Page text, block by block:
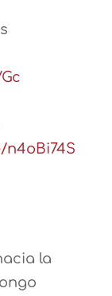
la